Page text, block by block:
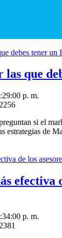
las que
p. m.
si el
estrategias de
efectiva
p. m.